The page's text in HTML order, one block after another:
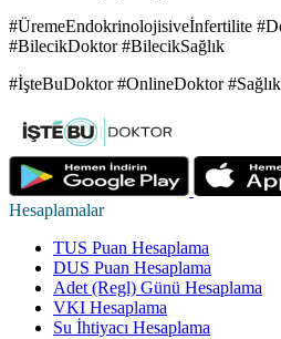
#ÜremeEndokrinolojisiveİnfertilite
#BilecikDoktor #BilecikSağlık
#İşteBuDoktor #OnlineDoktor
Hesaplamalar
TUS Puan Hesaplama
DUS Puan Hesaplama
Adet (Regl) Günü Hesaplama
VKI Hesaplama
Su İhtiyacı Hesaplama